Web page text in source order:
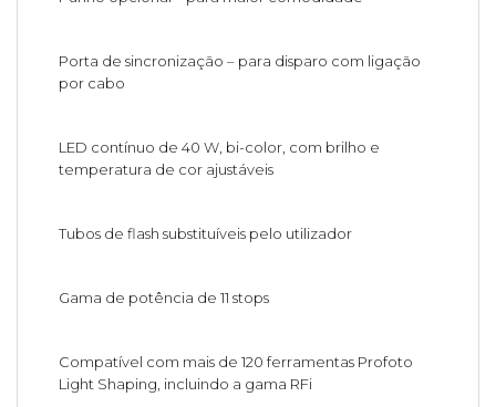
Porta de sincronização – para disparo com ligação
por cabo
LED contínuo de 40 W, bi-color, com brilho e
temperatura de cor ajustáveis
Tubos de flash substituíveis pelo utilizador
Gama de potência de 11 stops
Compatível com mais de 120 ferramentas Profoto
Light Shaping, incluindo a gama RFi